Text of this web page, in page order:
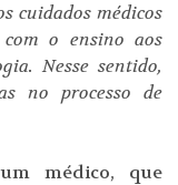
cuidados médicos
o ensino aos
Nesse sentido,
no processo de
médico, que